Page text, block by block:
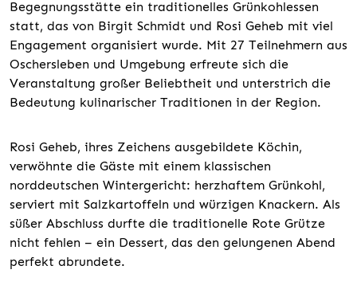
Begegnungsstätte ein traditionelles Grünkohlessen
statt, das von Birgit Schmidt und Rosi Geheb mit viel
Engagement organisiert wurde. Mit 27 Teilnehmern aus
Oschersleben und Umgebung erfreute sich die
Veranstaltung großer Beliebtheit und unterstrich die
Bedeutung kulinarischer Traditionen in der Region.
Rosi Geheb, ihres Zeichens ausgebildete Köchin,
verwöhnte die Gäste mit einem klassischen
norddeutschen Wintergericht: herzhaftem Grünkohl,
serviert mit Salzkartoffeln und würzigen Knackern. Als
süßer Abschluss durfte die traditionelle Rote Grütze
nicht fehlen – ein Dessert, das den gelungenen Abend
perfekt abrundete.